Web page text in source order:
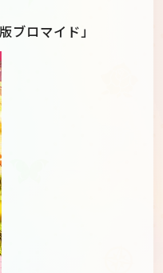
ブロマイド」